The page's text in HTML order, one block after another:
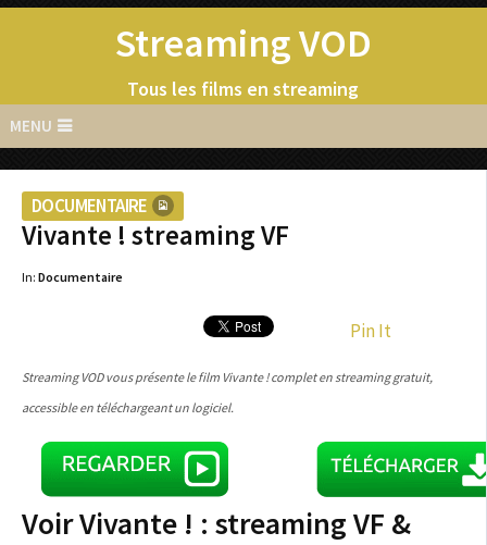
Streaming VOD
Tous les films en streaming
MENU
DOCUMENTAIRE
Vivante ! streaming VF
In: Documentaire
Pin It
Streaming VOD vous présente le film Vivante ! complet en streaming gratuit,
accessible en téléchargeant un logiciel.
Voir Vivante ! : streaming VF &